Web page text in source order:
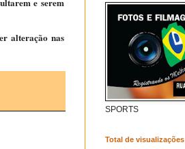
e serem
alteração nas
SPORTS
Total de visualizações